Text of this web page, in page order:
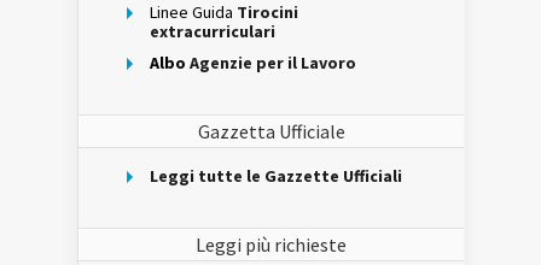
Linee Guida Tirocini
extracurriculari
Albo Agenzie per il Lavoro
Gazzetta Ufficiale
Leggi tutte le Gazzette Ufficiali
Leggi più richieste